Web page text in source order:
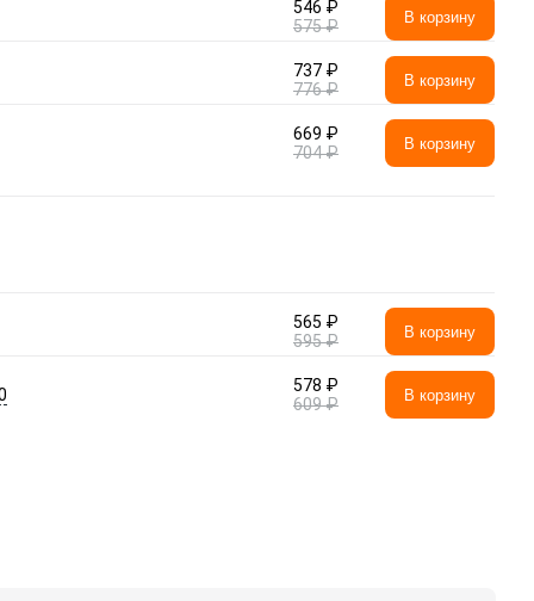
546 ₽
575 ₽
В корзину
737 ₽
776 ₽
В корзину
669 ₽
704 ₽
В корзину
565 ₽
595 ₽
В корзину
578 ₽
609 ₽
В корзину